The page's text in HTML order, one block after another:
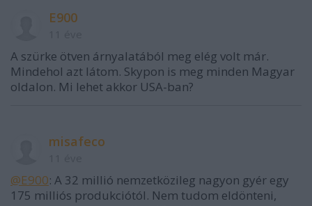
E900
A szürke ötven árnyalatából meg elég volt már.
Mindehol azt látom. Skypon is meg minden Magyar
oldalon. Mi lehet akkor USA-ban?
misafeco
@E900: A 32 millió nemzetközileg nagyon gyér egy
175 milliós produkciótól. Nem tudom eldönteni,